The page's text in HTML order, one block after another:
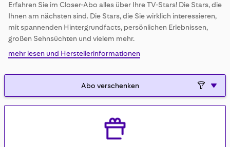
to
the
beginning
of
images
Erfahren Sie im Closer-Abo alles über Ihre TV-Stars! Die Stars, die
Ihnen am nächsten sind. Die Stars, die Sie wirklich interessieren,
mit spannenden Hintergrundfacts, persönlichen Erlebnissen,
großen Sehnsüchten und vielem mehr.
mehr lesen und Herstellerinformationen